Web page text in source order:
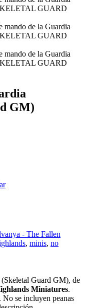
GM)
- The Fallen
, minis, no
Guard GM), de
Miniatures.
No se incluyen peanas